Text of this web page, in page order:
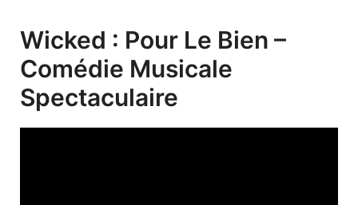
Wicked : Pour Le Bien –
Comédie Musicale
Spectaculaire